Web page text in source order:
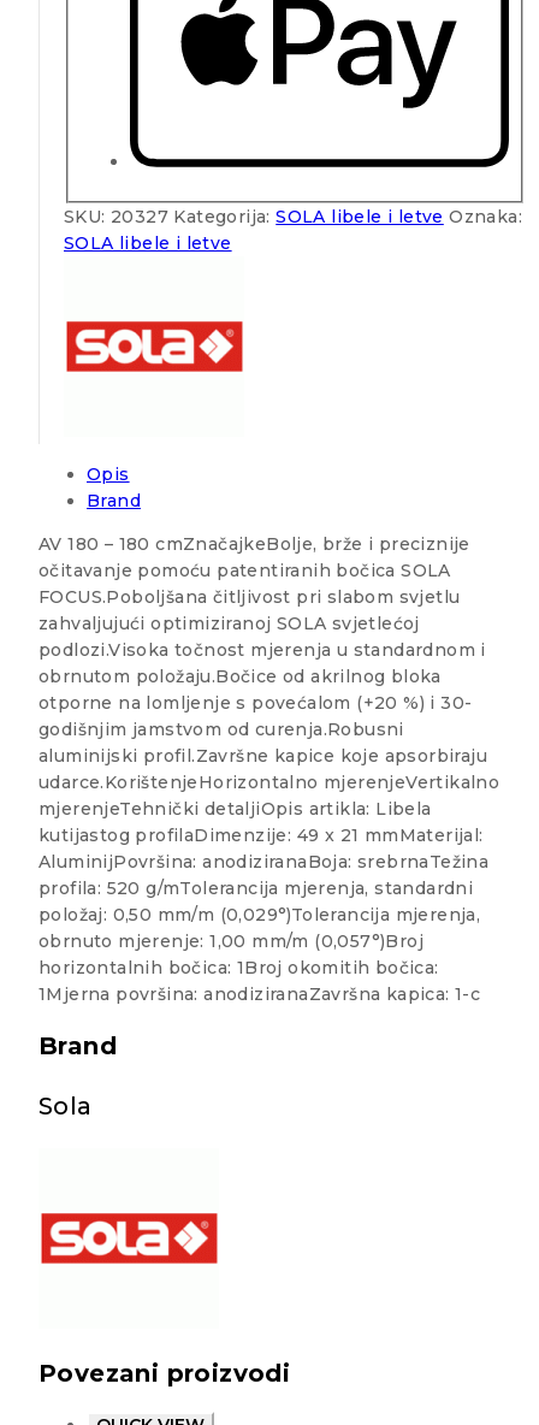
SKU: 20327 Kategorija:SOLA libele i letve Oznaka:
SOLA libele i letve
Opis
Brand
AV 180 – 180 cmZnačajkeBolje, brže i preciznije
očitavanje pomoću patentiranih bočica SOLA
FOCUS.Poboljšana čitljivost pri slabom svjetlu
zahvaljujući optimiziranoj SOLA svjetlećoj
podlozi.Visoka točnost mjerenja u standardnom i
obrnutom položaju.Bočice od akrilnog bloka
otporne na lomljenje s povećalom (+20 %) i 30-
godišnjim jamstvom od curenja.Robusni
aluminijski profil.Završne kapice koje apsorbiraju
udarce.KorištenjeHorizontalno mjerenjeVertikalno
mjerenjeTehnički detaljiOpis artikla: Libela
kutijastog profilaDimenzije: 49 x 21 mmMaterijal:
AluminijPovršina: anodiziranaBoja: srebrnaTežina
profila: 520 g/mTolerancija mjerenja, standardni
položaj: 0,50 mm/m (0,029°)Tolerancija mjerenja,
obrnuto mjerenje: 1,00 mm/m (0,057°)Broj
horizontalnih bočica: 1Broj okomitih bočica:
1Mjerna površina: anodiziranaZavršna kapica: 1-c
Brand
Sola
Povezani proizvodi